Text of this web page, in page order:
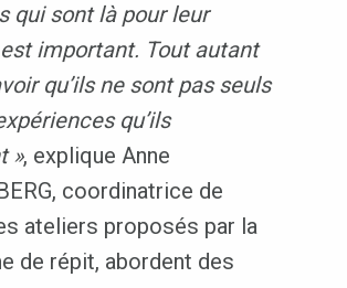
qui sont là pour leur
important. Tout autant
qu’ils ne sont pas seuls
qu’ils
», explique Anne
coordinatrice de
ateliers proposés par la
de répit, abordent des